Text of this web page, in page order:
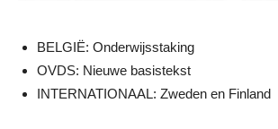
BELGIË: Onderwijsstaking
OVDS: Nieuwe basistekst
INTERNATIONAAL: Zweden en Finland